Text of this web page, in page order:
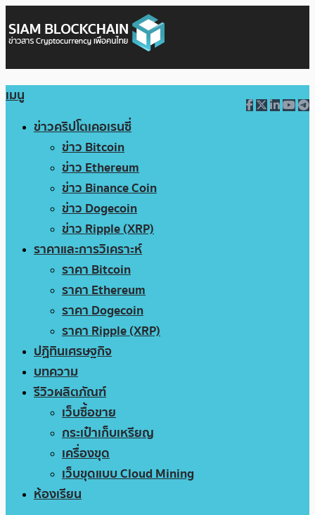
เมนู
ข่าวคริปโตเคอเรนซี่
ข่าว Bitcoin
ข่าว Ethereum
ข่าว Binance Coin
ข่าว Dogecoin
ข่าว Ripple (XRP)
ราคาและการวิเคราะห์
ราคา Bitcoin
ราคา Ethereum
ราคา Dogecoin
ราคา Ripple (XRP)
ปฏิทินเศรษฐกิจ
บทความ
รีวิวผลิตภัณฑ์
เว็บซื้อขาย
กระเป๋าเก็บเหรียญ
เครื่องขุด
เว็บขุดแบบ Cloud Mining
ห้องเรียน